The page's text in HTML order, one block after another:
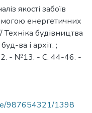
якості забоїв
енергетичних
будівництва
ва і архіт. ;
- №13. - С. 44-46. -
987654321/1398